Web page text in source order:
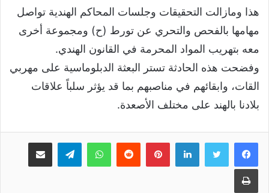
هذا ومازالت التحقيقات وجلسات المحاكم الهندية تواصل
مهامها بالفحص والتحري عن تورط (ح) ومجموعة أخرى
معه بتهريب المواد المحرمة في القانون الهندي.
وفضحت هذه الحادثة تستر البعثة الدبلوماسية على مهربي
القات، وابقائهم في مناصبهم بما قد يؤثر سلباً علاقات
بلادنا بالهند على مختلف الأصعدة.
لينكدإنبينتيريست واتسابتيلقرام مشاركة عبر البريد
طباعة